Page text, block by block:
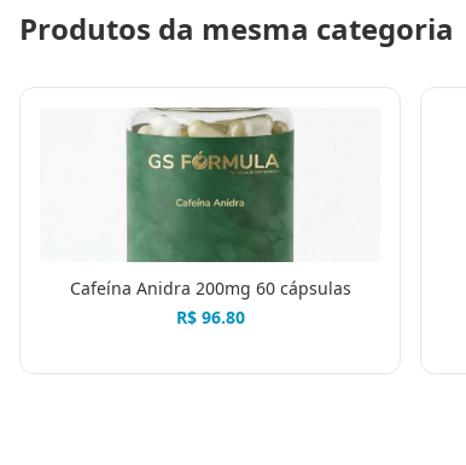
Produtos da mesma categoria
Cafeína Anidra 200mg 60 cápsulas
R$ 96.80